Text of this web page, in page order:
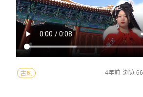
古风 4年前 浏览 66